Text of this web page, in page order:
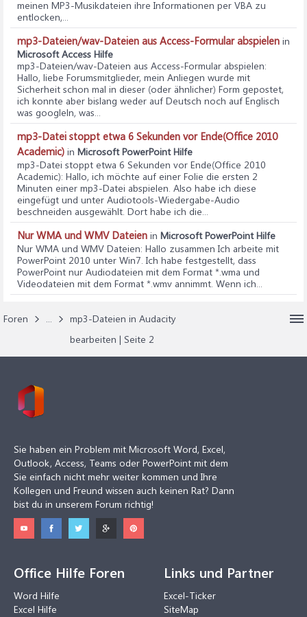
meinen MP3-Musikdateien ihre Informationen per VBA zu
entlocken,...
mp3-Dateien/wav-Dateien aus Access-Formular abspielen in
Microsoft Access Hilfe
mp3-Dateien/wav-Dateien aus Access-Formular abspielen:
Hallo, liebe Forumsmitglieder, mein Anliegen wurde mit
Sicherheit schon mal in dieser (oder ähnlicher) Form gepostet,
ich konnte aber bislang weder auf Deutsch noch auf Englisch
was googleln, was...
mp3-Datei stoppt etwa 6 Sekunden vor Ende(Office 2010
Academic) in Microsoft PowerPoint Hilfe
mp3-Datei stoppt etwa 6 Sekunden vor Ende(Office 2010
Academic): Hallo, ich möchte auf einer Folie die ersten 2
Minuten einer mp3-Datei abspielen. Also habe ich diese
eingefügt und unter Audiotools-Wiedergabe-Audio
beschneiden ausgewählt. Dort habe ich die...
Nur WMA und WMV Dateien in Microsoft PowerPoint Hilfe
Nur WMA und WMV Dateien: Hallo zusammen Ich arbeite mit
PowerPoint 2010 unter Win7. Ich habe festgestellt, dass
PowerPoint nur Audiodateien mit dem Format *.wma und
Videodateien mit dem Format *.wmv annimmt. Wenn ich...
Foren ...
mp3-Dateien in Audacity
bearbeiten | Seite 2
Sie haben ein Problem mit Microsoft Word, Excel,
Outlook, Access, Teams oder PowerPoint mit dem
Sie einfach nicht mehr weiter kommen und Ihre
Kollegen und Freund wissen auch keinen Rat? Dann
bist du in unserem Forum richtig!
Office Hilfe Foren
Word Hilfe
Excel Hilfe
Links und Partner
Excel-Ticker
SiteMap